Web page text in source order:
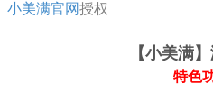
小美满官网授权
【小美满
特色